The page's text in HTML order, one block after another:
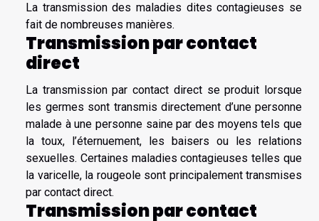
La transmission des maladies dites contagieuses se
fait de nombreuses manières.
Transmission par contact
direct
La transmission par contact direct se produit lorsque
les germes sont transmis directement d’une personne
malade à une personne saine par des moyens tels que
la toux, l’éternuement, les baisers ou les relations
sexuelles. Certaines maladies contagieuses telles que
la varicelle, la rougeole sont principalement transmises
par contact direct.
Transmission par contact